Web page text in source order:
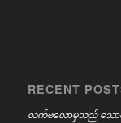
RECENT
လက်ဗလောမှသည် သော